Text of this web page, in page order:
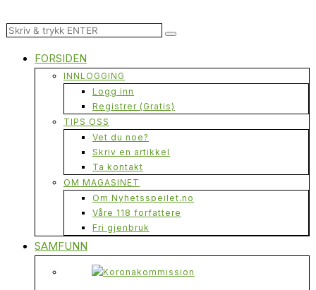
FORSIDEN
INNLOGGING
Logg inn
Registrer (Gratis)
TIPS OSS
Vet du noe?
Skriv en artikkel
Ta kontakt
OM MAGASINET
Om Nyhetsspeilet.no
Våre 118 forfattere
Fri gjenbruk
SAMFUNN